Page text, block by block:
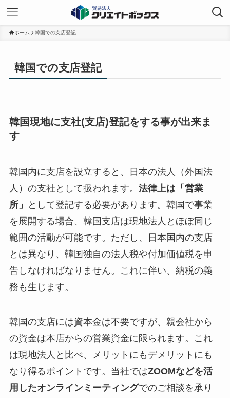
ホーム 韓国での支店登記
韓国での支店登記
韓国現地に支社(支店)登記をする事が出来ま
す
韓国内に支店を設立すると、日本の法人（外国法
人）の支社として扱われます。 法律上は「営業
所」
として登記する必要があります。韓国で事業
を展開する場合、韓国支店は現地法人とほぼ同じ
範囲の活動が可能です。ただし、日本国内の支店
とは異なり、韓国独自の法人税や付加価値税を申
告しなければなりません。これに伴い、納税の義
務も生じます。
韓国の支店には資本金は不要ですが、親会社から
の資金は本店からの営業資金に限られます。これ
は現地法人と比べ、メリットにもデメリットにも
なり得るポイントです。当社ではZOOMなどを活
用したオンラインミーティングでのご相談を承り